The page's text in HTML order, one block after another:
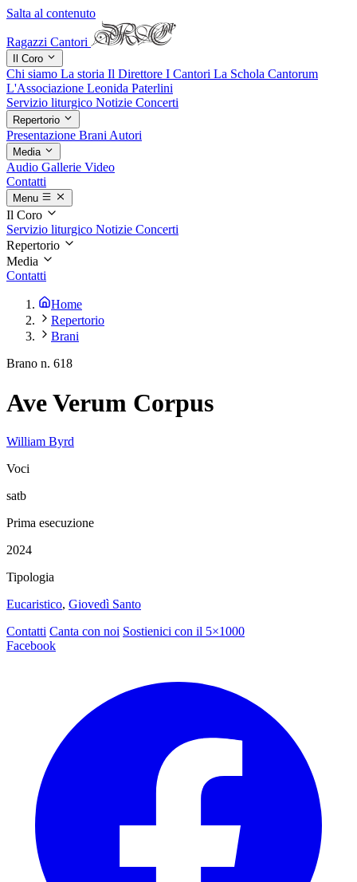
Salta al contenuto
Ragazzi Cantori
Il Coro
Chi siamo La storia Il Direttore I Cantori La Schola Cantorum
L'Associazione Leonida Paterlini
Servizio liturgico Notizie Concerti
Repertorio
Presentazione Brani Autori
Media
Audio Gallerie Video
Contatti
Menu
Il Coro
Servizio liturgico Notizie Concerti
Repertorio
Media
Contatti
Home
Repertorio
Brani
Brano n. 618
Ave Verum Corpus
William Byrd
Voci
satb
Prima esecuzione
2024
Tipologia
Eucaristico, Giovedì Santo
Contatti Canta con noi Sostienici con il 5×1000
Facebook